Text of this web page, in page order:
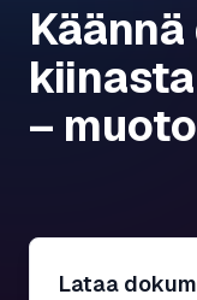
–
Lataa